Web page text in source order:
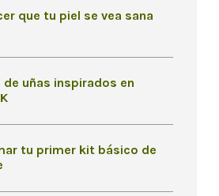
que tu piel se vea sana
uñas inspirados en
tu primer kit básico de